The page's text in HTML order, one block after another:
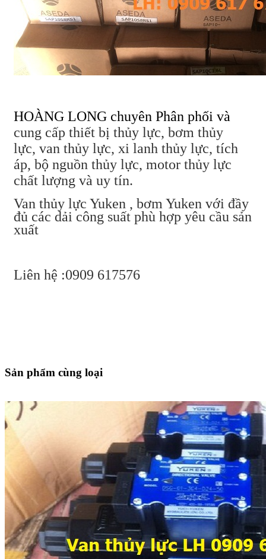
HOÀNG LONG chuyên Phân phối và
cung cấp thiết bị thủy lực, bơm thủy
lực, van thủy lực, xi lanh thủy lực, tích
áp, bộ nguồn thủy lực, motor thủy lực
chất lượng và uy tín.
Van thủy lực Yuken , bơm Yuken với đầy
đủ các dải công suất phù hợp yêu cầu sản
xuất
Liên hệ :0909 617576
Sản phẩm cùng loại